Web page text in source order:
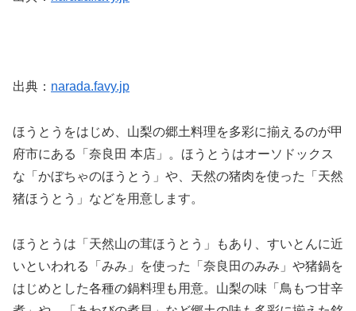
出典： narada.favy.jp
ほうとうをはじめ、山梨の郷土料理を多彩に揃えるのが甲
府市にある「奈良田 本店」。ほうとうはオーソドックス
な「かぼちゃのほうとう」や、天然の猪肉を使った「天然
猪ほうとう」などを用意します。
ほうとうは「天然山の茸ほうとう」もあり、すいとんに近
いといわれる「みみ」を使った「奈良田のみみ」や猪鍋を
はじめとした各種の鍋料理も用意。山梨の味「鳥もつ甘辛